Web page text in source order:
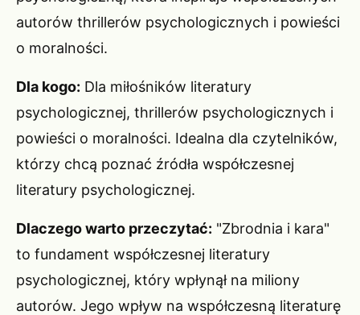
autorów thrillerów psychologicznych i powieści
o moralności.
Dla kogo: Dla miłośników literatury
psychologicznej, thrillerów psychologicznych i
powieści o moralności. Idealna dla czytelników,
którzy chcą poznać źródła współczesnej
literatury psychologicznej.
Dlaczego warto przeczytać: "Zbrodnia i kara"
to fundament współczesnej literatury
psychologicznej, który wpłynął na miliony
autorów. Jego wpływ na współczesną literaturę